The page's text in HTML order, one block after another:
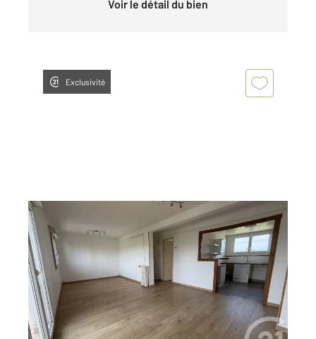
Voir le détail du bien
Exclusivité
REIMS 51
64 m2, 3 pièces
Ref : 17462
Appartement F3 à louer
740 €
par mois charges comprises
Visiter le site dédié